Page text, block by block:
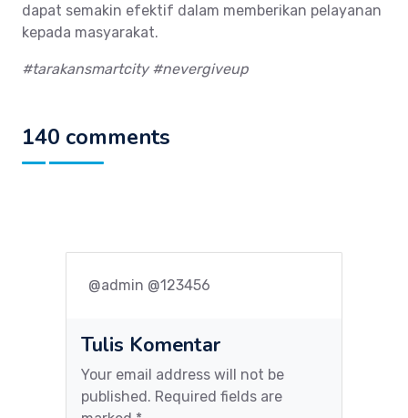
dapat semakin efektif dalam memberikan pelayanan
kepada masyarakat.
#tarakansmartcity #nevergiveup
140 comments
@admin @123456
Tulis Komentar
Your email address will not be
published. Required fields are